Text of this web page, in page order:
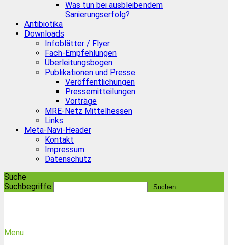
Was tun bei ausbleibendem
Sanierungserfolg?
Antibiotika
Downloads
Infoblätter / Flyer
Fach-Empfehlungen
Überleitungsbogen
Publikationen und Presse
Veröffentlichungen
Pressemitteilungen
Vorträge
MRE-Netz Mittelhessen
Links
Meta-Navi-Header
Kontakt
Impressum
Datenschutz
Suche
Suchbegriffe
Menu